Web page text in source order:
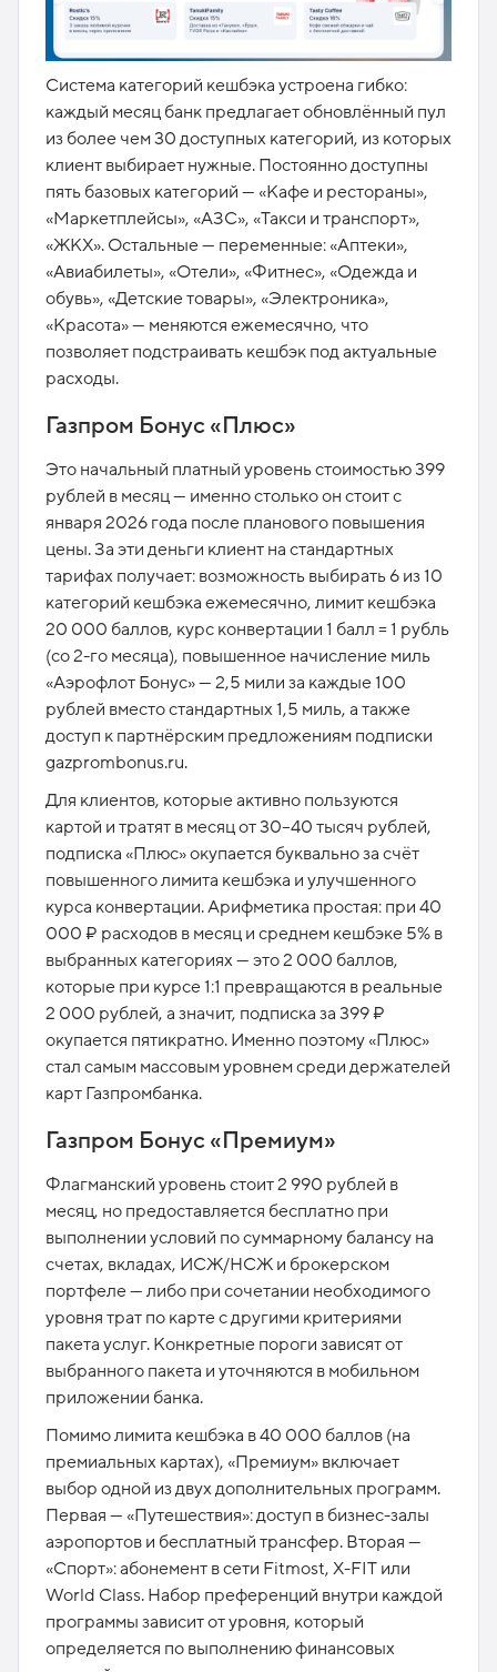
Система категорий кешбэка устроена гибко:
каждый месяц банк предлагает обновлённый пул
из более чем 30 доступных категорий, из которых
клиент выбирает нужные. Постоянно доступны
пять базовых категорий — «Кафе и рестораны»,
«Маркетплейсы», «АЗС», «Такси и транспорт»,
«ЖКХ». Остальные — переменные: «Аптеки»,
«Авиабилеты», «Отели», «Фитнес», «Одежда и
обувь», «Детские товары», «Электроника»,
«Красота» — меняются ежемесячно, что
позволяет подстраивать кешбэк под актуальные
расходы.
Газпром Бонус «Плюс»
Это начальный платный уровень стоимостью 399
рублей в месяц — именно столько он стоит с
января 2026 года после планового повышения
цены. За эти деньги клиент на стандартных
тарифах получает: возможность выбирать 6 из 10
категорий кешбэка ежемесячно, лимит кешбэка
20 000 баллов, курс конвертации 1 балл = 1 рубль
(со 2-го месяца), повышенное начисление миль
«Аэрофлот Бонус» — 2,5 мили за каждые 100
рублей вместо стандартных 1,5 миль, а также
доступ к партнёрским предложениям подписки
gazprombonus.ru.
Для клиентов, которые активно пользуются
картой и тратят в месяц от 30–40 тысяч рублей,
подписка «Плюс» окупается буквально за счёт
повышенного лимита кешбэка и улучшенного
курса конвертации. Арифметика простая: при 40
000 ₽ расходов в месяц и среднем кешбэке 5% в
выбранных категориях — это 2 000 баллов,
которые при курсе 1:1 превращаются в реальные
2 000 рублей, а значит, подписка за 399 ₽
окупается пятикратно. Именно поэтому «Плюс»
стал самым массовым уровнем среди держателей
карт Газпромбанка.​
Газпром Бонус «Премиум»
Флагманский уровень стоит 2 990 рублей в
месяц, но предоставляется бесплатно при
выполнении условий по суммарному балансу на
счетах, вкладах, ИСЖ/НСЖ и брокерском
портфеле — либо при сочетании необходимого
уровня трат по карте с другими критериями
пакета услуг. Конкретные пороги зависят от
выбранного пакета и уточняются в мобильном
приложении банка.
Помимо лимита кешбэка в 40 000 баллов (на
премиальных картах), «Премиум» включает
выбор одной из двух дополнительных программ.
Первая — «Путешествия»: доступ в бизнес-залы
аэропортов и бесплатный трансфер. Вторая —
«Спорт»: абонемент в сети Fitmost, X-FIT или
World Class. Набор преференций внутри каждой
программы зависит от уровня, который
определяется по выполнению финансовых